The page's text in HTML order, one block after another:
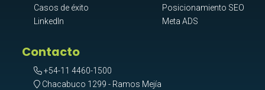
Casos de éxito
LinkedIn
Posicionamiento SEO
Meta ADS
Contacto
+54-11 4460-1500
Chacabuco 1299 - Ramos Mejía